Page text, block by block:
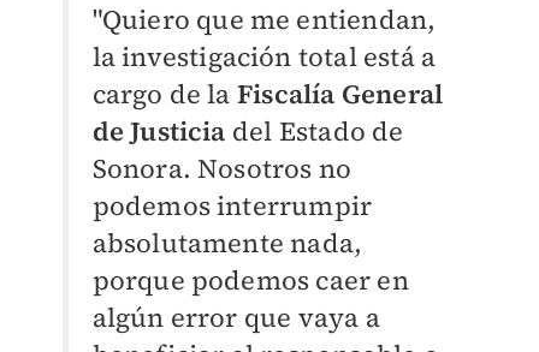
"Quiero que me entiendan,
la investigación total está a
cargo de la Fiscalía General
de Justicia del Estado de
Sonora. Nosotros no
podemos interrumpir
absolutamente nada,
porque podemos caer en
algún error que vaya a